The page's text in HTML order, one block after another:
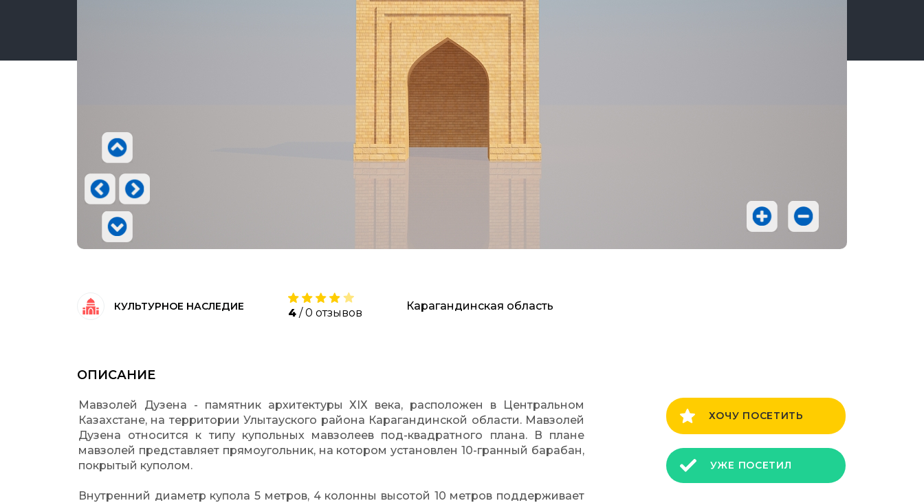
КУЛЬТУРНОЕ НАСЛЕДИЕ
4 / 0 отзывов
Карагандинская область
ОПИСАНИЕ
Мавзолей Дузена - памятник архитектуры ХІХ века, расположен в Центральном
Казахстане, на территории Улытауского района Карагандинской области. Мавзолей
Дузена относится к типу купольных мавзолеев под-квадратного плана. В плане
мавзолей представляет прямоугольник, на котором установлен 10-гранный барабан,
покрытый куполом.
Внутренний диаметр купола 5 метров, 4 колонны высотой 10 метров поддерживает
ХОЧУ ПОСЕТИТЬ
УЖЕ ПОСЕТИЛ